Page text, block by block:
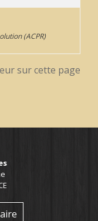
(ACPR)
sur cette page